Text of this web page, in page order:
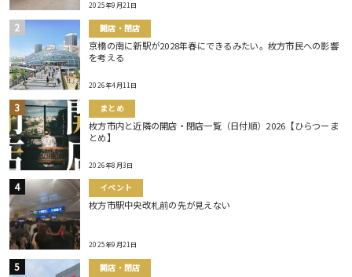
2025年9月21日
開店・閉店
京橋の南に新駅が2028年春にできるみたい。枚方市民への影響
を考える
2026年4月11日
まとめ
枚方市内と近隣の開店・閉店一覧（日付順）2026【ひらつーま
とめ】
2026年8月3日
イベント
枚方市駅中央改札前の先が見えない
2025年9月21日
開店・閉店